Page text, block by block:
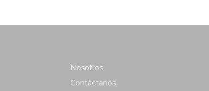
Nosotros
Contáctanos